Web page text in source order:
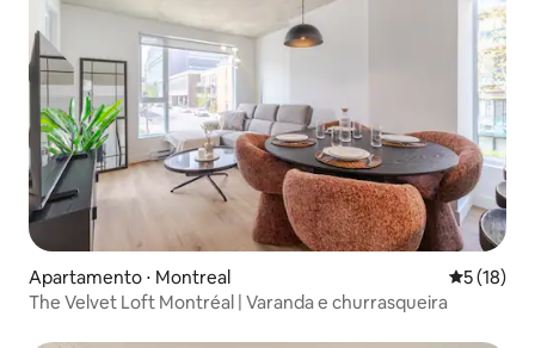
Apartamento ⋅ Montreal 5 de uma
5 (18)
The Velvet Loft Montréal | Varanda e churrasqueira